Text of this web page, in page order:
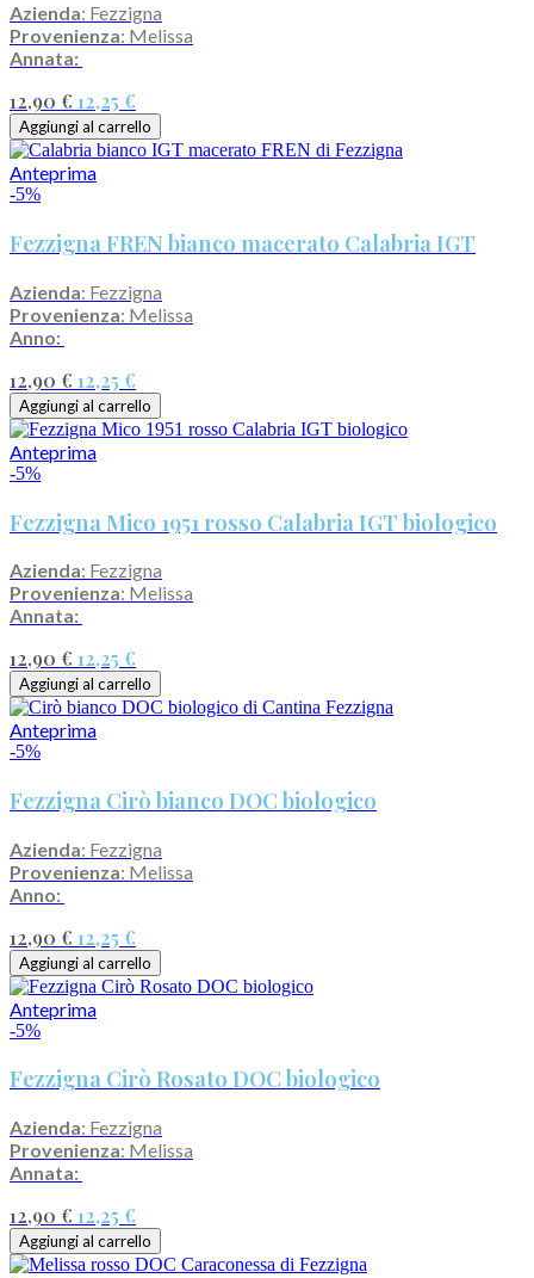
Azienda: Fezzigna
Provenienza: Melissa
Annata:
12,90 € 12,25 €
Aggiungi al carrello
Anteprima
-5%
Fezzigna FREN bianco macerato Calabria IGT
Azienda: Fezzigna
Provenienza: Melissa
Anno:
12,90 € 12,25 €
Aggiungi al carrello
Anteprima
-5%
Fezzigna Mico 1951 rosso Calabria IGT biologico
Azienda: Fezzigna
Provenienza: Melissa
Annata:
12,90 € 12,25 €
Aggiungi al carrello
Anteprima
-5%
Fezzigna Cirò bianco DOC biologico
Azienda: Fezzigna
Provenienza: Melissa
Anno:
12,90 € 12,25 €
Aggiungi al carrello
Anteprima
-5%
Fezzigna Cirò Rosato DOC biologico
Azienda: Fezzigna
Provenienza: Melissa
Annata:
12,90 € 12,25 €
Aggiungi al carrello